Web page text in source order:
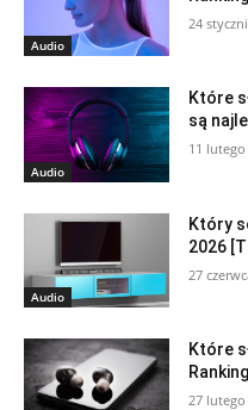
Audio
24
Audio
Które
są
11 lutego
Audio
Który
2026
27
Które
27 lutego